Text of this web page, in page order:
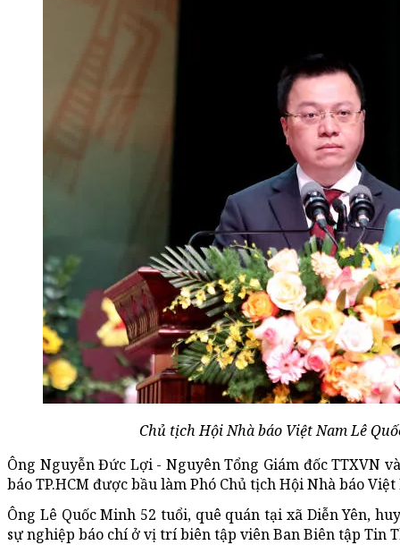
Chủ tịch Hội Nhà báo Việt Nam Lê
Ông Nguyễn Đức Lợi - Nguyên Tổng Giám đốc TTXVN
báo TP.HCM được bầu làm Phó Chủ tịch Hội Nhà báo
Ông Lê Quốc Minh 52 tuổi, quê quán tại xã Diễn Yên,
sự nghiệp báo chí ở vị trí biên tập viên Ban Biên tập Tin